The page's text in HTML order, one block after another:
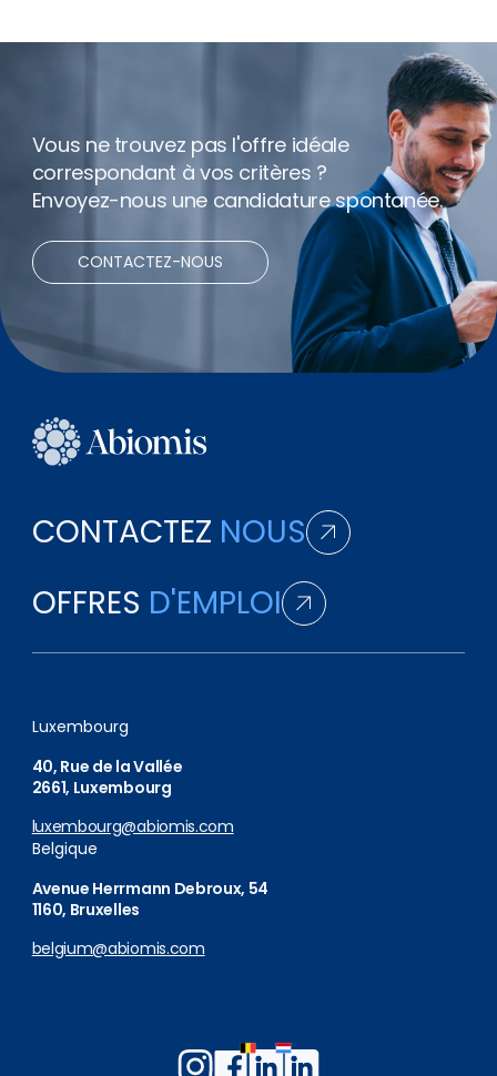
Vous ne trouvez pas l'offre idéale
correspondant à vos critères ?
Envoyez-nous une candidature spontanée.
CONTACTEZ-NOUS
CONTACTEZ NOUS
OFFRES D'EMPLOI
Luxembourg
40, Rue de la Vallée
2661, Luxembourg
luxembourg@abiomis.com
Belgique
Avenue Herrmann Debroux, 54
1160, Bruxelles
belgium@abiomis.com
FollowFollowFollowFollow